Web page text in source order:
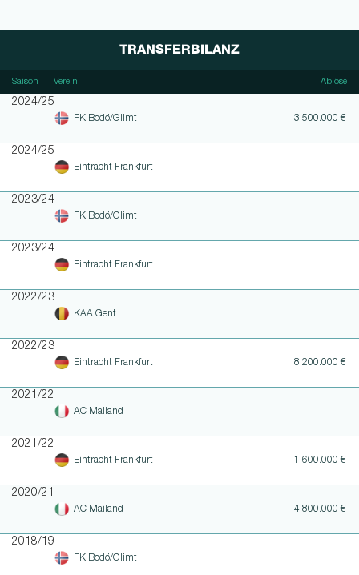
TRANSFERBILANZ
Saison Verein Ablöse
2024/25
FK Bodö/Glimt 3.500.000 €
2024/25
Eintracht Frankfurt
2023/24
FK Bodö/Glimt
2023/24
Eintracht Frankfurt
2022/23
KAA Gent
2022/23
Eintracht Frankfurt 8.200.000 €
2021/22
AC Mailand
2021/22
Eintracht Frankfurt 1.600.000 €
2020/21
AC Mailand 4.800.000 €
2018/19
FK Bodö/Glimt